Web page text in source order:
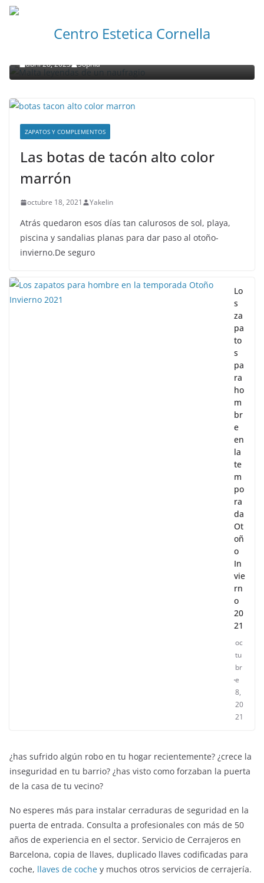
Centro Estetica Cornella
abril 28, 2023 Sophia
ZAPATOS Y COMPLEMENTOS
Las botas de tacón alto color
marrón
octubre 18, 2021 Yakelin
Atrás quedaron esos días tan calurosos de sol, playa,
piscina y sandalias planas para dar paso al otoño-
invierno.De seguro
Lo
s
za
pa
to
s
pa
ra
ho
m
br
e
en
la
te
m
po
ra
da
Ot
oñ
o
In
vie
rn
o
20
21
oc
tu
br
e
8,
20
21
¿has sufrido algún robo en tu hogar recientemente? ¿crece la
inseguridad en tu barrio? ¿has visto como forzaban la puerta
de la casa de tu vecino?
No esperes más para instalar cerraduras de seguridad en la
puerta de entrada. Consulta a profesionales con más de 50
años de experiencia en el sector. Servicio de Cerrajeros en
Barcelona, copia de llaves, duplicado llaves codificadas para
coche, llaves de coche y muchos otros servicios de cerrajería.
ENTRETENIMIENTO Y CURIOSIDADES LIBROS CINE Y TV
Slender Man llega al cine y te mostramos todos
detalles